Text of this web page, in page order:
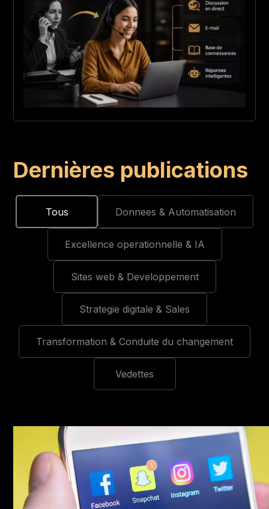
Dernières publications
Tous Donnees & Automatisation
Excellence operationnelle & IA
Sites web & Developpement
Strategie digitale & Sales
Transformation & Conduite du changement
Vedettes